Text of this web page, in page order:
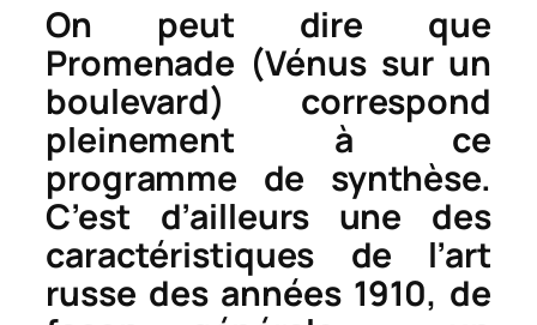
On peut dire que
Promenade (Vénus sur un
boulevard)
correspond
pleinement à ce
programme de synthèse.
C’est d’ailleurs une des
caractéristiques de l’art
russe des années 1910, de